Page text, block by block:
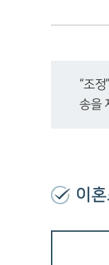
“조
송을
이